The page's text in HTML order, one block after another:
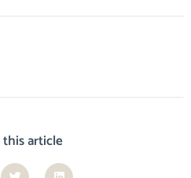
this article